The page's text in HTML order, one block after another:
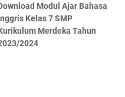
Modul Ajar Bahasa
Kelas 7 SMP
Merdeka Tahun
2024